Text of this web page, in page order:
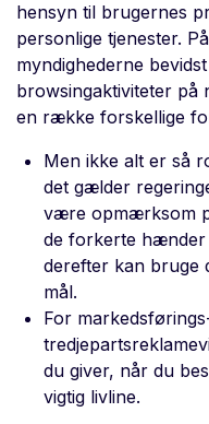
hensyn til brugernes
personlige tjenester.
myndighederne
browsingaktiviteter på
en række forskellige
Men ikke alt er så
det gælder
være opmærksom
de forkerte hænder
derefter kan bruge
mål.
For
du giver, når du
vigtig livline.